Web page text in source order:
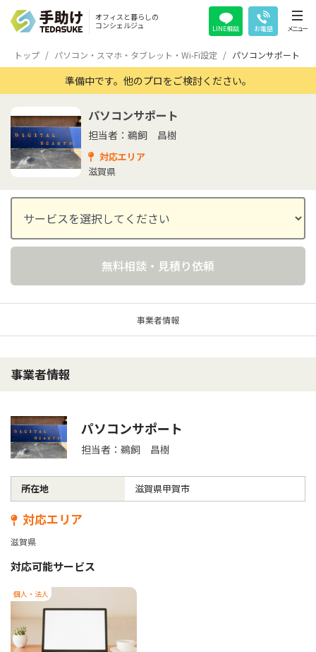
オフィスと暮らしの
コンシェルジュ
LINE相談 お電話 メニュー
トップ パソコン・スマホ・タブレット・Wi-Fi設定 パソコンサポート
準備中です。他のプロをご検討ください。
パソコンサポート
担当者：鵜飼 昌樹
対応エリア
滋賀県
無料相談・見積り依頼
事業者情報
事業者情報
パソコンサポート
担当者：鵜飼 昌樹
所在地 滋賀県甲賀市
対応エリア
滋賀県
対応可能サービス
個人・法人